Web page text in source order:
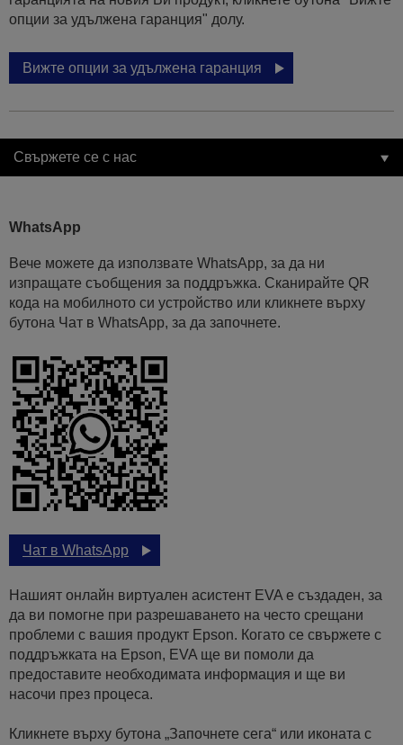
опции за удължена гаранция" долу.
Вижте опции за удължена гаранция
Свържете се с нас
WhatsApp
Вече можете да използвате WhatsApp, за да ни
изпращате съобщения за поддръжка. Сканирайте QR
кода на мобилното си устройство или кликнете върху
бутона Чат в WhatsApp, за да започнете.
Чат в WhatsApp
Нашият онлайн виртуален асистент EVA е създаден, за
да ви помогне при разрешаването на често срещани
проблеми с вашия продукт Epson. Когато се свържете с
поддръжката на Epson, EVA ще ви помоли да
предоставите необходимата информация и ще ви
насочи през процеса.
Кликнете върху бутона „Започнете сега“ или иконата с